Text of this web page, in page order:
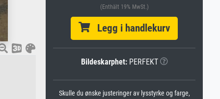
(Enthält 19% MwSt.)
Legg i handlekurv
Bildeskarphet:PERFEKT
Skulle du ønske justeringer av lysstyrke og farge,